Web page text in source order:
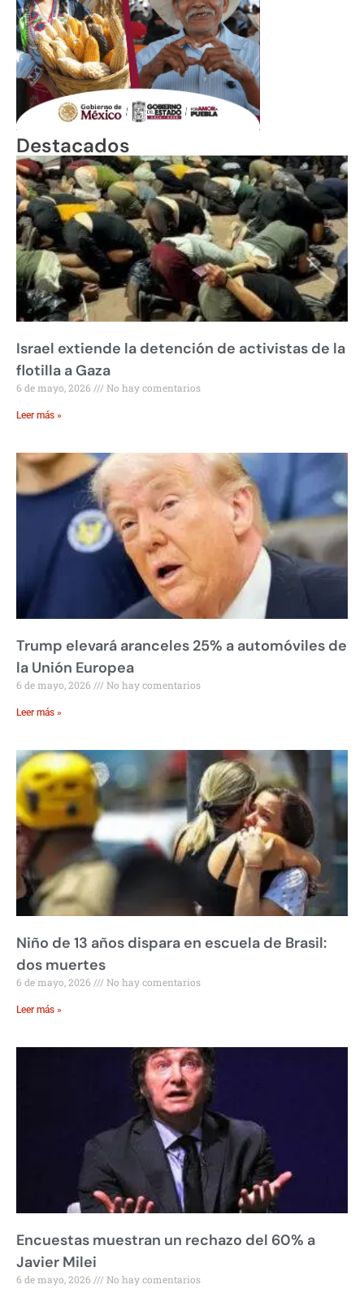
Destacados
Israel extiende la detención de activistas de la
flotilla a Gaza
6 de mayo, 2026 No hay comentarios
Leer más »
Trump elevará aranceles 25% a automóviles de
la Unión Europea
6 de mayo, 2026 No hay comentarios
Leer más »
Niño de 13 años dispara en escuela de Brasil:
dos muertes
6 de mayo, 2026 No hay comentarios
Leer más »
Encuestas muestran un rechazo del 60% a
Javier Milei
6 de mayo, 2026 No hay comentarios